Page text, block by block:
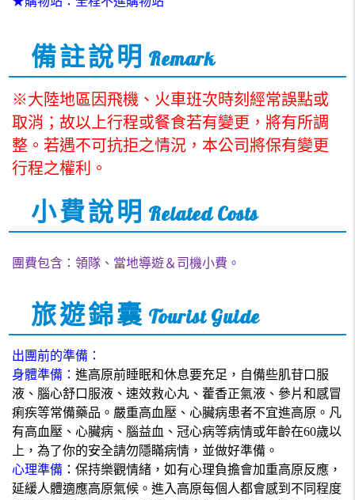
備註說明 Remark
※大陸地區因飛機、火車班次時刻經常誤點或
取消；故以上行程或餐食若有變更，將有所調
整。若遇不可抗拒之情況，本公司將保有變更
行程之權利。
小費說明 Related Costs
團費包含：領隊、當地導遊＆司機小費。
旅遊錦囊 Tourist Guide
出團前的準備：
身體準備：進高原前睡眠和休息要充足，自備些肌苷口服
液、腦心舒口服液、速效救心丸、藿香正氣液、參片和感冒
痢疾等常備藥品。嚴重高血壓、心臟病患者不宜進高原。凡
有高血壓、心臟病、腦益血、冠心病等病情或年齡在60歲以
上，為了你的安全請勿隱瞞病情，並做好準備。
心理準備 ：保持樂觀情緒，如有心理負擔會加重高原反應，
延緩人體適應高原氣候。進入高原每個人都會感到不同程度